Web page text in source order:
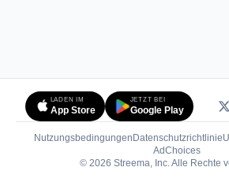
LADEN IM
App Store
JETZT BEI
Google Play
Nutzungsbedingungen Datenschutzrichtlinie
AdChoices(öffnet
© 2026 Streema, Inc. Alle Rechte